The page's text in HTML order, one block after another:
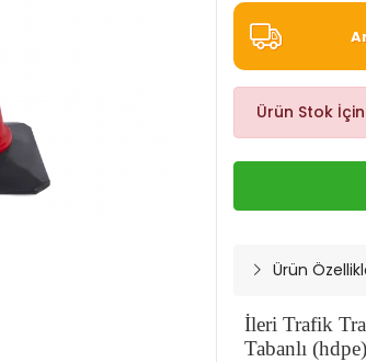
Ürün Stok
Ürün
İleri Trafik
Tabanlı